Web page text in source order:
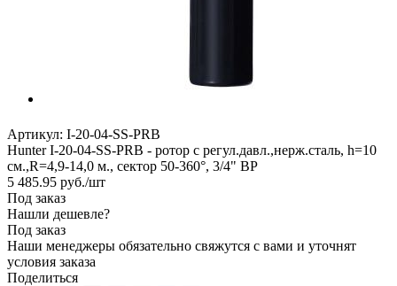
Артикул: I-20-04-SS-PRB
Hunter I-20-04-SS-PRB - ротор с регул.давл.,нерж.сталь, h=10
см.,R=4,9-14,0 м., сектор 50-360°, 3/4" ВР
5 485.95 руб./шт
Под заказ
Нашли дешевле?
Под заказ
Наши менеджеры обязательно свяжутся с вами и уточнят
условия заказа
Поделиться